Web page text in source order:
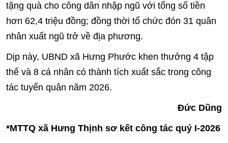
tặng quà cho công dân nhập ngũ với tổng số tiền
hơn 62,4 triệu đồng; đồng thời tổ chức đón 31 quân
nhân xuất ngũ trở về địa phương.
Dịp này, UBND xã Hưng Phước khen thưởng 4 tập
thể và 8 cá nhân có thành tích xuất sắc trong công
tác tuyển quân năm 2026.
Đức Dũng
*MTTQ xã Hưng Thịnh sơ kết công tác quý I-2026